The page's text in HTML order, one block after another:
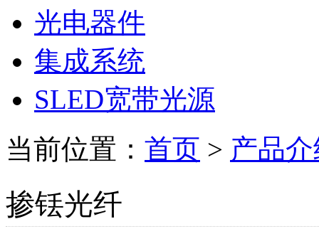
光电器件
集成系统
SLED宽带光源
当前位置： 首页 > 产品
掺铥光纤